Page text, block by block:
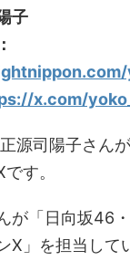
子
x.com/
源司陽子さん
す。
が「日向坂46
X」を担当して